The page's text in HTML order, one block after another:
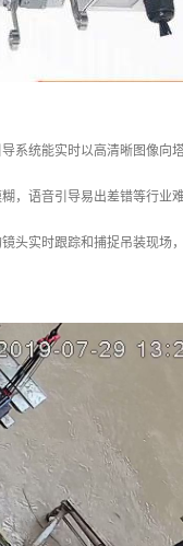
系统能实时以高清晰图像向
，语音引导易出差错等行业
头实时跟踪和捕捉吊装现场